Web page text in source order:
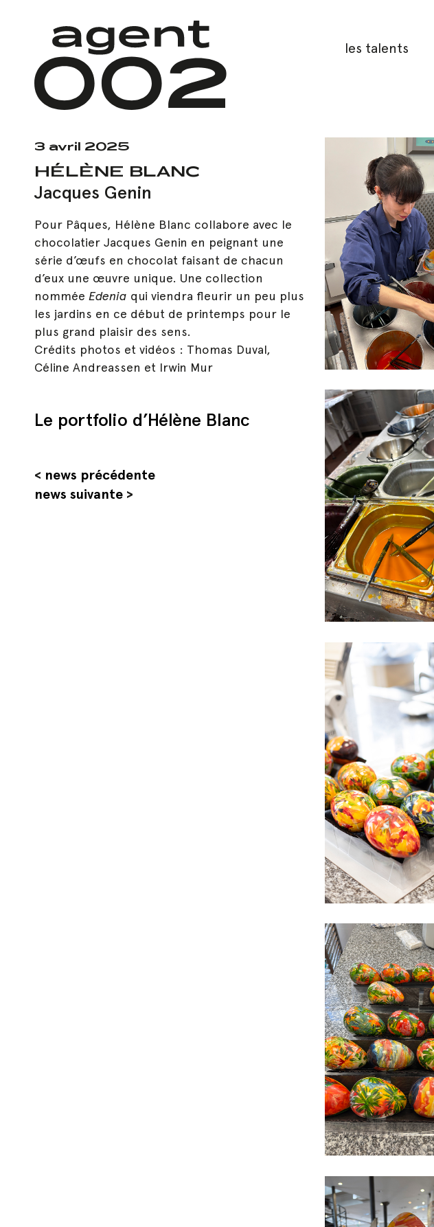
les talents
3 avril 2025
HÉLÈNE BLANC
Jacques Genin
Pour Pâques, Hélène Blanc collabore avec le
chocolatier Jacques Genin en peignant une
série d’œufs en chocolat faisant de chacun
d’eux une œuvre unique. Une collection
nommée Edenia qui viendra fleurir un peu plus
les jardins en ce début de printemps pour le
plus grand plaisir des sens.
Crédits photos et vidéos : Thomas Duval,
Céline Andreassen et Irwin Mur
Le portfolio d’Hélène Blanc
< news précédente
news suivante >
IMG_3490
Helene
Blanc_Genin_22
IMG_3521
IMG_3526